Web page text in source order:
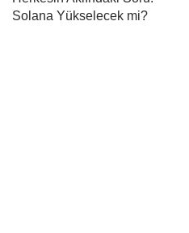
Solana Yükselecek mi?